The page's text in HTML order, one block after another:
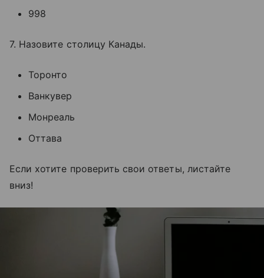
998
7. Назовите столицу Канады.
Торонто
Ванкувер
Монреаль
Оттава
Если хотите проверить свои ответы, листайте
вниз!